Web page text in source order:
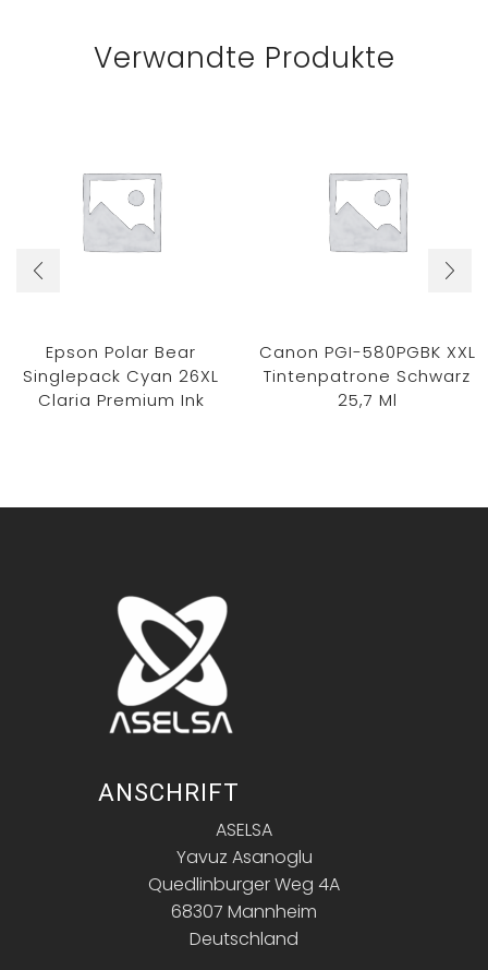
Verwandte Produkte
Epson Polar Bear
Singlepack Cyan 26XL
Claria Premium Ink
Canon PGI-580PGBK XXL
Tintenpatrone Schwarz
25,7 Ml
ANSCHRIFT
ASELSA
Yavuz Asanoglu
Quedlinburger Weg 4A
68307 Mannheim
Deutschland